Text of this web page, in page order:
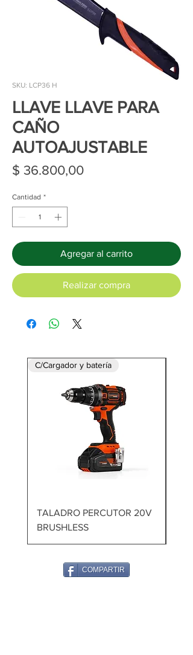
SKU: LCP36 H
LLAVE LLAVE PARA
CAÑO
AUTOAJUSTABLE
$ 36.800,00Precio
Cantidad *
Agregar al carrito
Realizar compra
C/Cargador y batería
TALADRO PERCUTOR 20V
BRUSHLESS
COMPARTIR